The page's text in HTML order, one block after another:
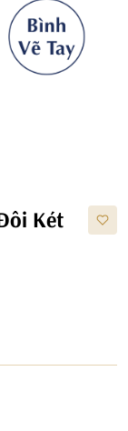
Két